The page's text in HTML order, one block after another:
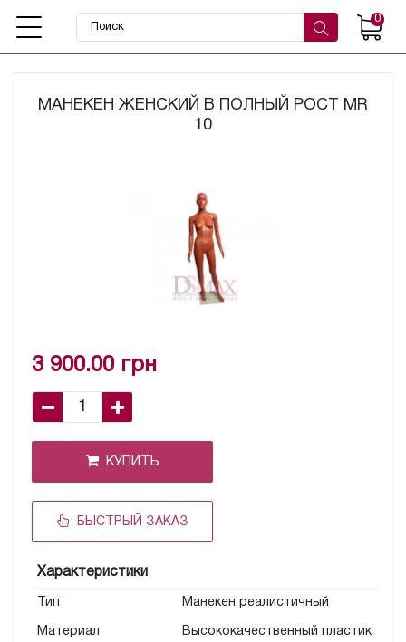
0
МАНЕКЕН ЖЕНСКИЙ В ПОЛНЫЙ РОСТ MR
10
3 900.00 грн
КУПИТЬ
БЫСТРЫЙ ЗАКАЗ
Характеристики
Тип Манекен реалистичный
Материал Высококачественный пластик